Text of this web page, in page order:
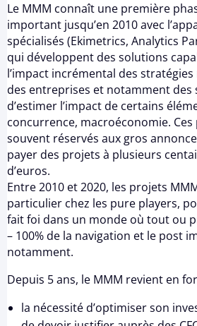
Le MMM connaît une première
important jusqu’en 2010 avec
spécialisés (Ekimetrics, Analytics
qui développent des solutions
l’impact incrémental des
des entreprises et notamment des
d’estimer l’impact de certains
concurrence, macroéconomie.
souvent réservés aux gros
payer des projets à plusieurs
d’euros.
Entre 2010 et 2020, les projets
particulier chez les pure players,
fait foi dans un monde où tout ou
– 100% de la navigation et le post
notamment.
Depuis 5 ans, le MMM revient en
la nécessité d’optimiser son